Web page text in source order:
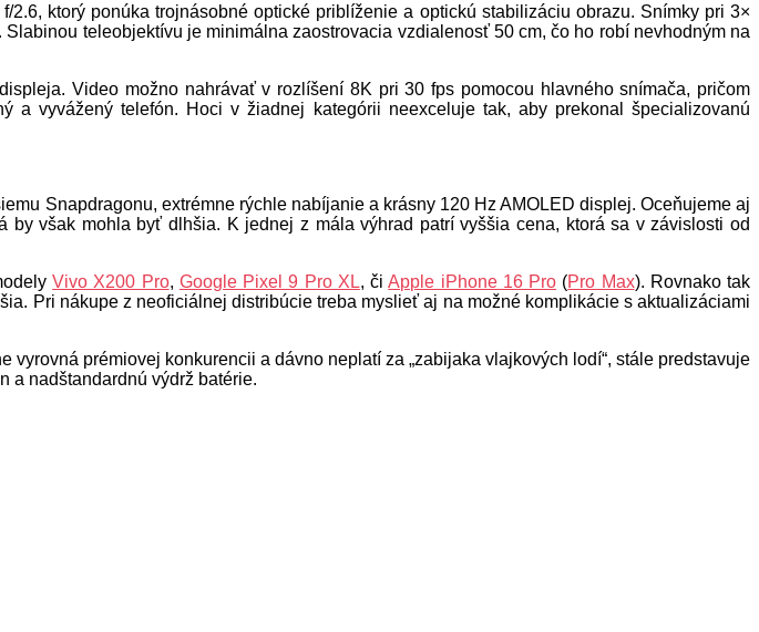
ktorý ponúka trojnásobné optické priblíženie a optickú stabilizáciu obrazu. Snímky pri 3×
teleobjektívu je minimálna zaostrovacia vzdialenosť 50 cm, čo ho robí nevhodným na
Video možno nahrávať v rozlíšení 8K pri 30 fps pomocou hlavného snímača, pričom
a vyvážený telefón. Hoci v žiadnej kategórii neexceluje tak, aby prekonal špecializovanú
Snapdragonu, extrémne rýchle nabíjanie a krásny 120 Hz AMOLED displej. Oceňujeme aj
však mohla byť dlhšia. K jednej z mála výhrad patrí vyššia cena, ktorá sa v závislosti od
Vivo X200 Pro, Google Pixel 9 Pro XL, čiApple iPhone 16 Pro (Pro Max). Rovnako tak
Pri nákupe z neoficiálnej distribúcie treba myslieť aj na možné komplikácie s aktualizáciami
prémiovej konkurencii a dávno neplatí za „zabijaka vlajkových lodí“, stále predstavuje
a nadštandardnú výdrž batérie.